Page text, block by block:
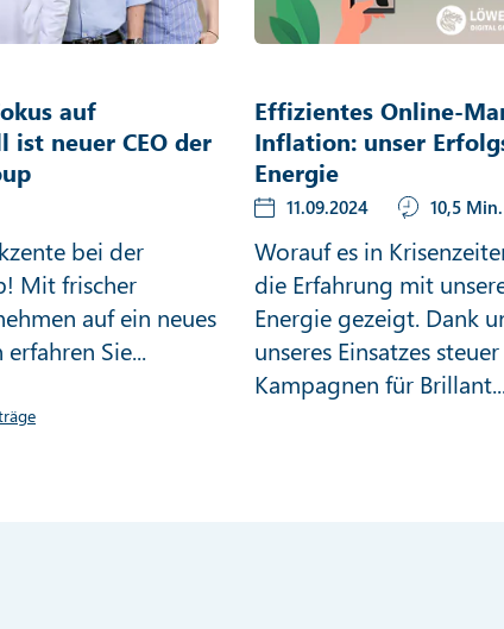
auf
ist neuer CEO der
bei der
Mit frischer
auf ein neues
Sie...
Effizientes Online-
Inflation: unser
Energie
11.09.2024 10,5 Min.
Worauf es in
die Erfahrung mit
Energie gezeigt. Dank
unseres Einsatzes
Kampagnen für